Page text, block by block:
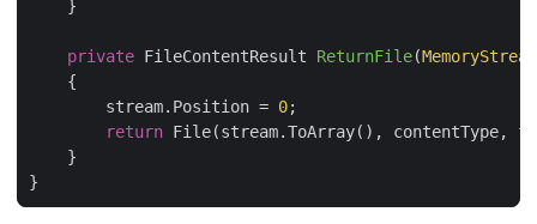
private FileContentResult ReturnFile(
        stream.Position =
0
return